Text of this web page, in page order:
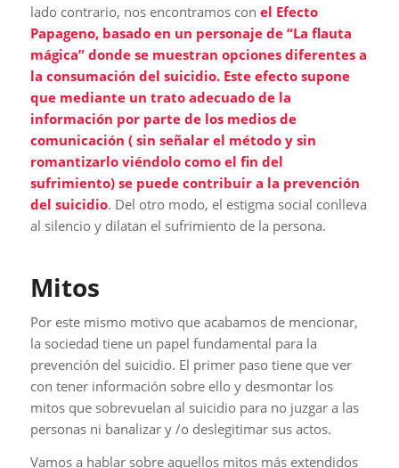
lado contrario, nos encontramos con el Efecto
Papageno, basado en un personaje de “La flauta
mágica” donde se muestran opciones diferentes a
la consumación del suicidio. Este efecto supone
que mediante un trato adecuado de la
información por parte de los medios de
comunicación ( sin señalar el método y sin
romantizarlo viéndolo como el fin del
sufrimiento) se puede contribuir a la prevención
del suicidio. Del otro modo, el estigma social conlleva
al silencio y dilatan el sufrimiento de la persona.
Mitos
Por este mismo motivo que acabamos de mencionar,
la sociedad tiene un papel fundamental para la
prevención del suicidio. El primer paso tiene que ver
con tener información sobre ello y desmontar los
mitos que sobrevuelan al suicidio para no juzgar a las
personas ni banalizar y /o deslegitimar sus actos.
Vamos a hablar sobre aquellos mitos más extendidos